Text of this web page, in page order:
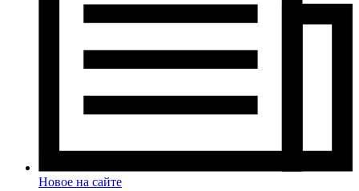
Новое на сайте